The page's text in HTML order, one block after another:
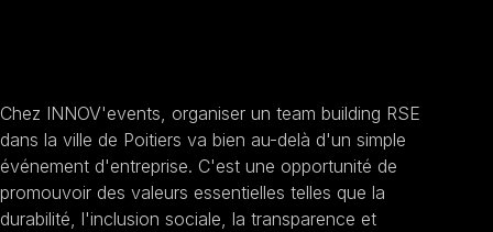
Chez INNOV'events, organiser un team building RSE
dans la ville de Poitiers va bien au-delà d'un simple
événement d'entreprise. C'est une opportunité de
promouvoir des valeurs essentielles telles que la
durabilité, l'inclusion sociale, la transparence et